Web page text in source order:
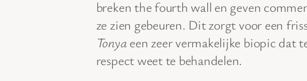
breken the fourth wall en geven
ze zien gebeuren. Dit zorgt voor een
Tonyaeen zeer vermakelijke biopic dat
respect weet te behandelen.